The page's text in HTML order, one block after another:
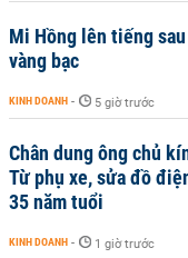
Mi Hồng lên tiếng
vàng bạc
KINH DOANH - 5 giờ trước
Chân dung ông chủ
Từ phụ xe, sửa đồ
35 năm tuổi
KINH DOANH - 1 giờ trước